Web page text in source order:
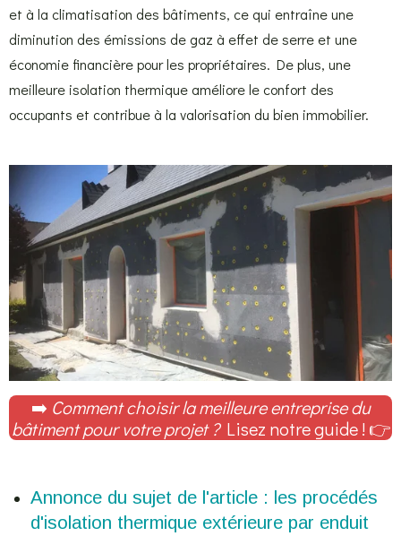
et à la climatisation des bâtiments, ce qui entraîne une
diminution des émissions de gaz à effet de serre et une
économie financière pour les propriétaires. De plus, une
meilleure isolation thermique améliore le confort des
occupants et contribue à la valorisation du bien immobilier.
➡️ Comment choisir la meilleure entreprise du
bâtiment pour votre projet ? Lisez notre guide ! 👉
Annonce du sujet de l'article : les procédés
d'isolation thermique extérieure par enduit